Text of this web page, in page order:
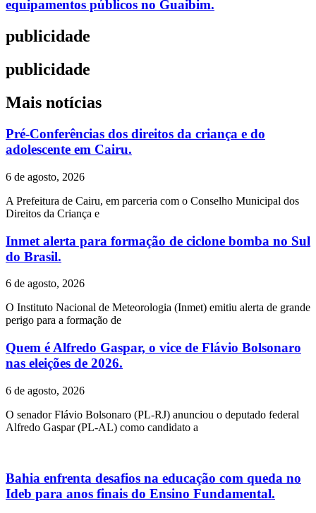
equipamentos públicos no Guaibim.
publicidade
publicidade
Mais notícias
Pré-Conferências dos direitos da criança e do
adolescente em Cairu.
6 de agosto, 2026
A Prefeitura de Cairu, em parceria com o Conselho Municipal dos
Direitos da Criança e
Inmet alerta para formação de ciclone bomba no Sul
do Brasil.
6 de agosto, 2026
O Instituto Nacional de Meteorologia (Inmet) emitiu alerta de grande
perigo para a formação de
Quem é Alfredo Gaspar, o vice de Flávio Bolsonaro
nas eleições de 2026.
6 de agosto, 2026
O senador Flávio Bolsonaro (PL-RJ) anunciou o deputado federal
Alfredo Gaspar (PL-AL) como candidato a
Bahia enfrenta desafios na educação com queda no
Ideb para anos finais do Ensino Fundamental.